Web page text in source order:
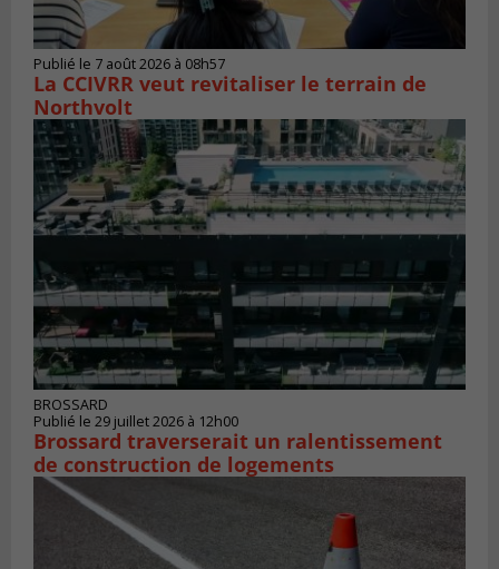
Publié le 7 août 2026 à 08h57
La CCIVRR veut revitaliser le terrain de
Northvolt
BROSSARD
Publié le 29 juillet 2026 à 12h00
Brossard traverserait un ralentissement
de construction de logements